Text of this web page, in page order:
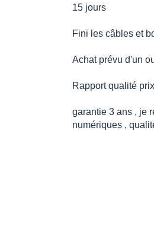
15 jours
Fini les câbles et
Achat prévu d'un
Rapport qualité
garantie 3 ans , je
numériques ,